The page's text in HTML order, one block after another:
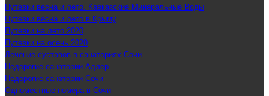
Путевки весна и лето. Кавказские Минеральные Воды
Путевки весна и лето в Крыму
Путевки на лето 2020
Путевки на осень 2020
Лечение суставов в санаториях Сочи
Недорогие санатории Адлер
Недорогие санатории Сочи
Одноместные номера в Сочи